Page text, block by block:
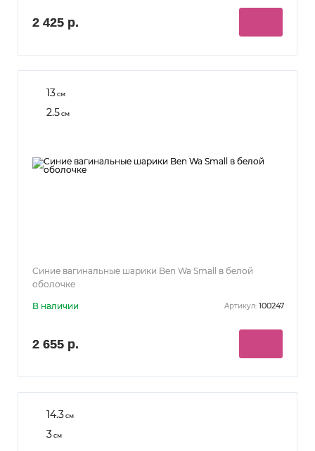
2 425 р.
13см
2.5см
Синие вагинальные шарики Ben Wa Small в белой
оболочке
В наличии Артикул: 100247
2 655 р.
14.3см
3см